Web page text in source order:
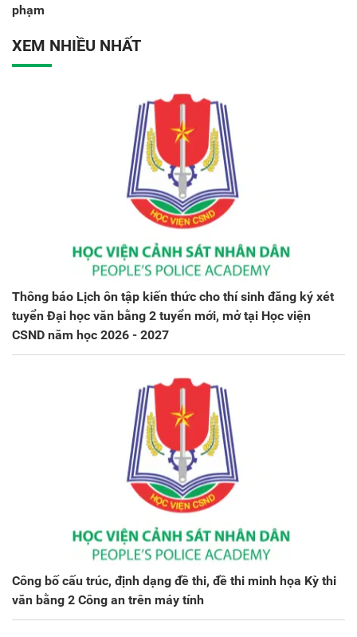
phạm
XEM NHIỀU NHẤT
Thông báo Lịch ôn tập kiến thức cho thí sinh đăng ký xét
tuyển Đại học văn bằng 2 tuyển mới, mở tại Học viện
CSND năm học 2026 - 2027
Công bố cấu trúc, định dạng đề thi, đề thi minh họa Kỳ thi
văn bằng 2 Công an trên máy tính